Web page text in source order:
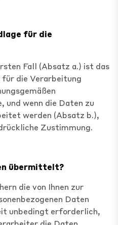
für die
Fall (Absatz a.) ist das
die Verarbeitung
und wenn die Daten zu
werden (Absatz b.),
Zustimmung.
übermittelt?
die von Ihnen zur
Daten
unbedingt erforderlich,